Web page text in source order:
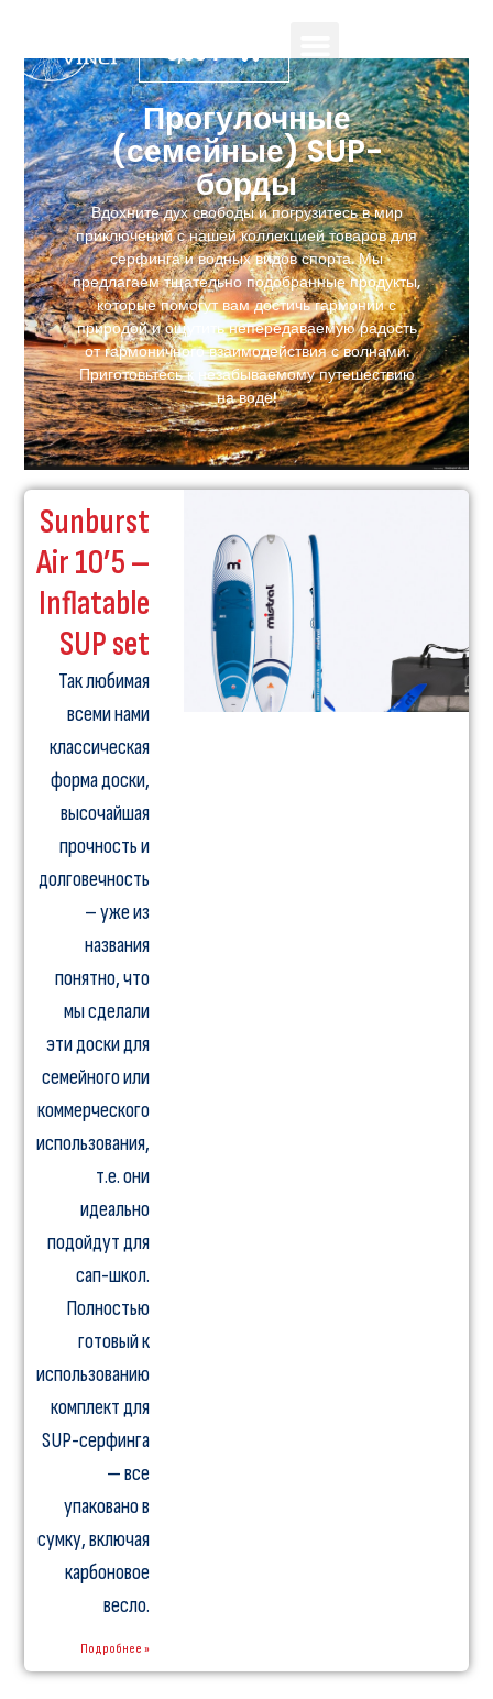
0,00₽
Прогулочные
(семейные) SUP-
борды
Вдохните дух свободы и погрузитесь в мир
приключений с нашей коллекцией товаров для
серфинга и водных видов спорта. Мы
предлагаем тщательно подобранные продукты,
которые помогут вам достичь гармонии с
природой и ощутить непередаваемую радость
от гармоничного взаимодействия с волнами.
Приготовьтесь к незабываемому путешествию
на воде!
Sunburst
Air 10’5 –
Inflatable
SUP set
Так любимая
всеми нами
классическая
форма доски,
высочайшая
прочность и
долговечность
– уже из
названия
понятно, что
мы сделали
эти доски для
семейного или
коммерческого
использования,
т.е. они
идеально
подойдут для
сап-школ.
Полностью
готовый к
использованию
комплект для
SUP-серфинга
— все
упаковано в
сумку, включая
карбоновое
весло.
Подробнее »